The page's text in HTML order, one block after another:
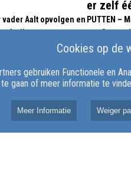
vader Aalt opvolgen en
voortzetten,
uit Putten zou
er zelf
PUTTEN –
van Soest
met een
voor
Cookies op de
gebruiken Functionele en
gaan of meer informatie te
Meer Informatie Weiger